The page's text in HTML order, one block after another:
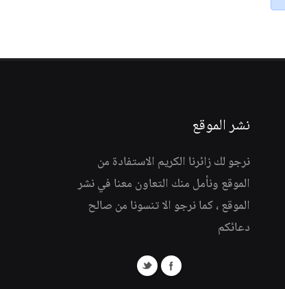
نشر الموقع
نرجو لك زائرنا الكريم الاستفادة من
الموقع ونأمل منك التعاون معنا في نشر
الموقع ، كما نرجو الا تنسونا من صالح
دعائكم